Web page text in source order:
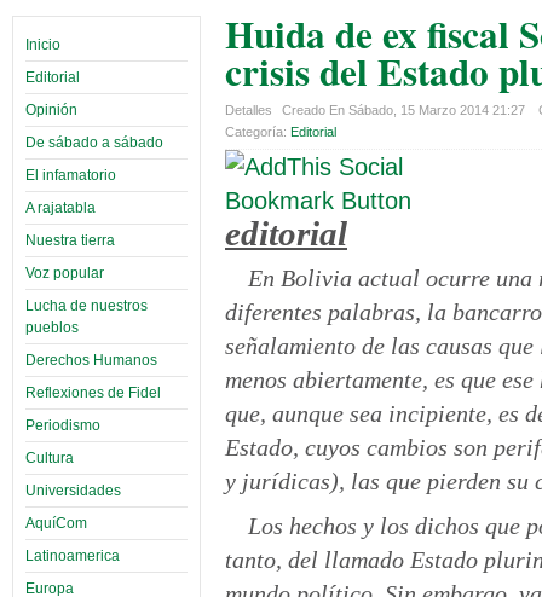
Inicio
Editorial
Opinión
De sábado a sábado
El infamatorio
A rajatabla
Nuestra tierra
Voz popular
Lucha de nuestros
pueblos
Derechos Humanos
Reflexiones de Fidel
Periodismo
Cultura
Universidades
AquíCom
Latinoamerica
Europa
Huida de ex fiscal
crisis del Estado
Detalles Creado En Sábado, 15 Marzo 2014 21:27
Categoría: Editorial
editorial
En Bolivia actual ocurre una
diferentes palabras, la
señalamiento de las causas
menos abiertamente, es que
que, aunque sea incipiente, es
Estado, cuyos cambios son
y jurídicas), las que pierden su
Los hechos y los dichos que
tanto, del llamado Estado